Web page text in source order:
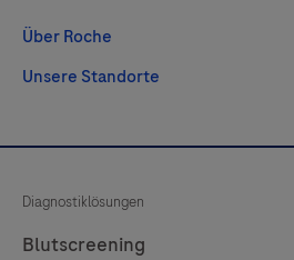
Über Roche
Unsere Standorte
Diagnostiklösungen
Blutscreening